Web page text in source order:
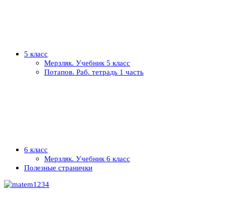
5 класс
Мерзляк. Учебник 5 класс
Потапов. Раб. тетрадь 1 часть
6 класс
Мерзляк. Учебник 6 класс
Полезные странички